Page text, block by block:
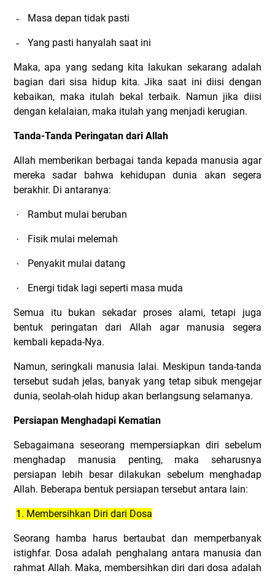
- Masa depan tidak pasti
- Yang pasti hanyalah saat ini
Maka, apa yang sedang kita lakukan sekarang adalah
bagian dari sisa hidup kita. Jika saat ini diisi dengan
kebaikan, maka itulah bekal terbaik. Namun jika diisi
dengan kelalaian, maka itulah yang menjadi kerugian.
Tanda-Tanda Peringatan dari Allah
Allah memberikan berbagai tanda kepada manusia agar
mereka sadar bahwa kehidupan dunia akan segera
berakhir. Di antaranya:
· Rambut mulai beruban
· Fisik mulai melemah
· Penyakit mulai datang
· Energi tidak lagi seperti masa muda
Semua itu bukan sekadar proses alami, tetapi juga
bentuk peringatan dari Allah agar manusia segera
kembali kepada-Nya.
Namun, seringkali manusia lalai. Meskipun tanda-tanda
tersebut sudah jelas, banyak yang tetap sibuk mengejar
dunia, seolah-olah hidup akan berlangsung selamanya.
Persiapan Menghadapi Kematian
Sebagaimana seseorang mempersiapkan diri sebelum
menghadap manusia penting, maka seharusnya
persiapan lebih besar dilakukan sebelum menghadap
Allah. Beberapa bentuk persiapan tersebut antara lain:
1. Membersihkan Diri dari Dosa
Seorang hamba harus bertaubat dan memperbanyak
istighfar. Dosa adalah penghalang antara manusia dan
rahmat Allah. Maka, membersihkan diri dari dosa adalah